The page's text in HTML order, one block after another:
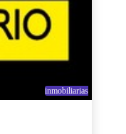
inmobiliarias